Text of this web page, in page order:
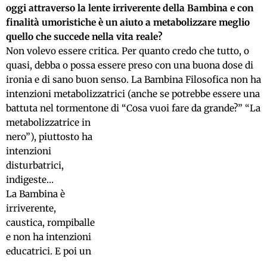
oggi attraverso la lente irriverente della Bambina e con
finalità umoristiche è un aiuto a metabolizzare meglio
quello che succede nella vita reale?
Non volevo essere critica. Per quanto credo che tutto, o
quasi, debba o possa essere preso con una buona dose di
ironia e di sano buon senso. La Bambina Filosofica non ha
intenzioni metabolizzatrici (anche se potrebbe essere una
battuta nel tormentone di “Cosa vuoi fare da grande?” “La
metabolizzatrice in
nero”), piuttosto ha
intenzioni
disturbatrici,
indigeste…
La Bambina è
irriverente,
caustica, rompiballe
e non ha intenzioni
educatrici. E poi un